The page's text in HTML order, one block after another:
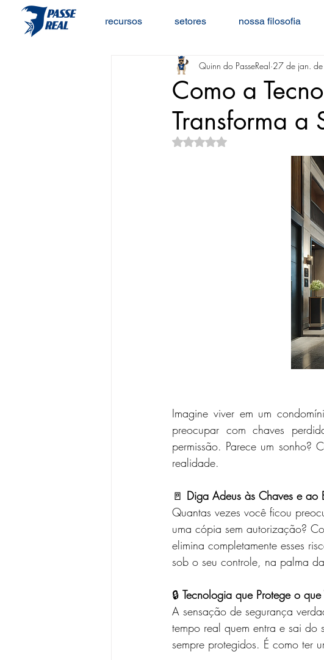
recursos setores nossa filosofia
Como a
Transforma a
Quinn do PasseReal 27 de jan.
Avaliado com NaN de 5 estrelas.
Imagine viver em um
preocupar com chaves
permissão. Parece um sonho?
realidade.
🚪 Diga Adeus às Chaves e ao
Quantas vezes você ficou
uma cópia sem autorização?
elimina completamente esses
sob o seu controle, na palma
🔒 Tecnologia que Protege o
A sensação de segurança
tempo real quem entra e sai do
sempre protegidos. É como ter